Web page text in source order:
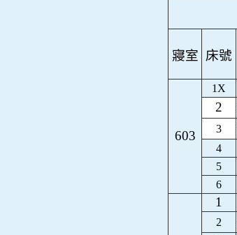
寢室 床號
603
1X
2
3
4
5
6
1
2